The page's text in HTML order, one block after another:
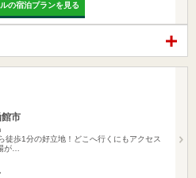
の宿泊プランを見る
市
徒歩1分の好立地！どこへ行くにもアクセス
が…